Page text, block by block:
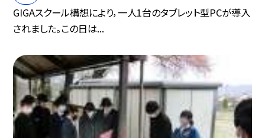
GIGAスクール構想により，一人1台のタブレット型PCが導入
されました。この日は...